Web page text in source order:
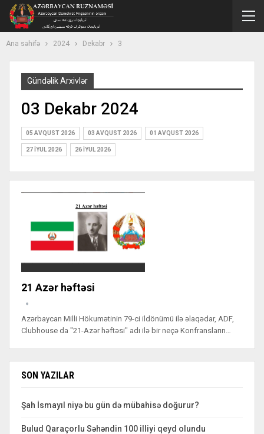
Ana səhifə 2024 Dekabr 3
Gündəlik Arxivlər
03 Dekabr 2024
05 AVQUST 2026 03 AVQUST 2026 01 AVQUST 2026
27 İYUL 2026 26 İYUL 2026
21 Azər həftəsi
Azərbaycan Milli Hökumətinin 79-ci ildönümü ilə əlaqədar, ADF,
Clubhouse da "21-Azər həftəsi" adı ilə bir neçə Konfransların…
SON YAZILAR
Şah İsmayıl niyə bu gün də mübahisə doğurur?
Bulud Qaraçorlu Səhəndin 100 illiyi qeyd olundu